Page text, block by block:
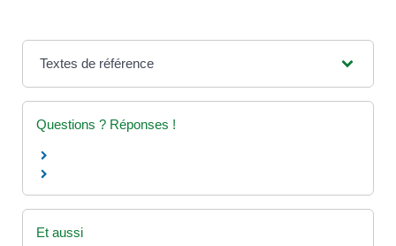
Textes de référence
Questions ? Réponses !
Et aussi